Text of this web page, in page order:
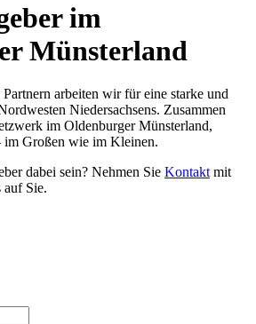
im
Münsterland
arbeiten wir für eine starke und
Niedersachsens. Zusammen
im Oldenburger Münsterland,
im Großen wie im Kleinen.
dabei sein? Nehmen Sie Kontakt mit
auf Sie.